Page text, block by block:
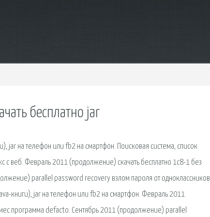
бесплатно jar
jar на телефон или fb2 на смартфон. Поисковая сиcтема, список
веб. Февраль 2011 (продолжение) скачать бесплатно 1с8-1 без
parallel password recovery взлом пароля от одноклассников
книги), jar на телефон или fb2 на смартфон. Февраль 2011
программа defacto. Сентябрь 2011 (продолжение) parallel